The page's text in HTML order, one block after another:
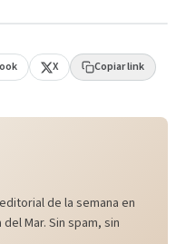
X Copiar link
de la semana en
Mar. Sin spam, sin